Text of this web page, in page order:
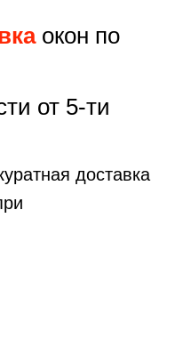
окон по
от 5-ти
доставка